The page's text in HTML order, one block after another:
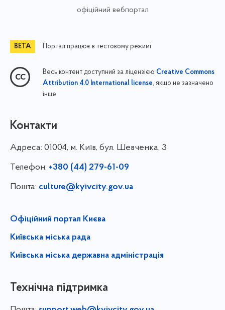
офіційний вебпортал
Портал працює в тестовому режимі
Весь контент доступний за ліцензією Creative Commons
Attribution 4.0 International license, якщо не зазначено
інше
Контакти
Адреса: 01004, м. Київ, бул. Шевченка, 3
Телефон: +380 (44) 279-61-09
Пошта: culture@kyivcity.gov.ua
Офіційний портал Києва
Київська міська рада
Київська міська державна адміністрація
Технічна підтримка